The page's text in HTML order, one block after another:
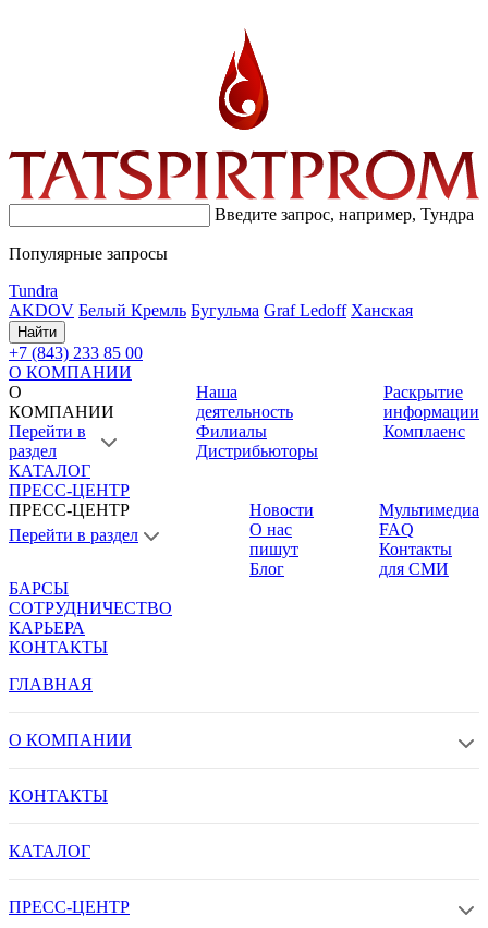
Введите запрос, например, Тундра
Популярные запросы
Tundra
AKDOV Белый Кремль Бугульма Graf Ledoff Ханская
Найти
+7 (843) 233 85 00
О КОМПАНИИ
О
КОМПАНИИ
Перейти в
раздел
Наша
деятельность
Филиалы
Дистрибьюторы
Раскрытие
информации
Комплаенс
КАТАЛОГ
ПРЕСС-ЦЕНТР
ПРЕСС-ЦЕНТР
Перейти в раздел
Новости
О нас
пишут
Блог
Мультимедиа
FAQ
Контакты
для СМИ
БАРСЫ
СОТРУДНИЧЕСТВО
КАРЬЕРА
КОНТАКТЫ
ГЛАВНАЯ
О КОМПАНИИ
КОНТАКТЫ
КАТАЛОГ
ПРЕСС-ЦЕНТР